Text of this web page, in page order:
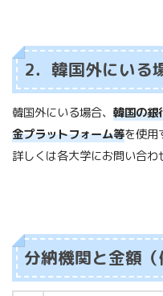
2．韓国外にいる
韓国外にいる場合、 韓国の銀
金プラットフォーム等を使用
詳しくは各大学にお問い合わ
分納機関と金額（